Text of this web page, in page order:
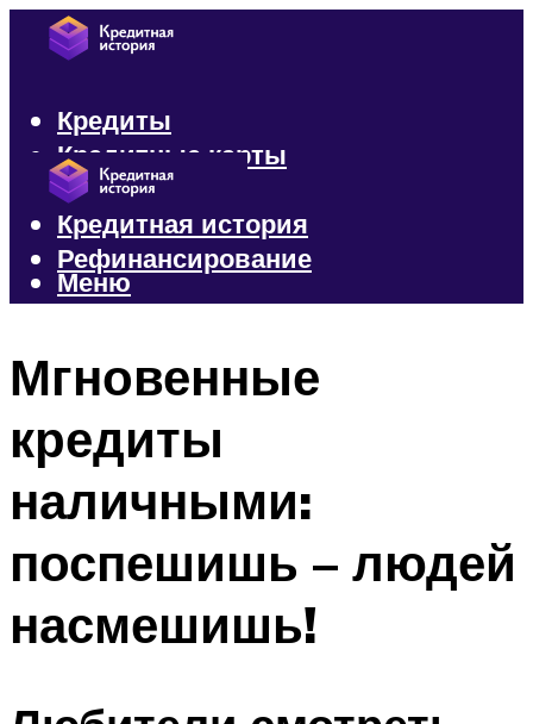
Кредиты
Кредитные карты
Микрозаймы
Кредитная история
Рефинансирование
Меню
Мгновенные
кредиты
наличными:
поспешишь – людей
насмешишь!